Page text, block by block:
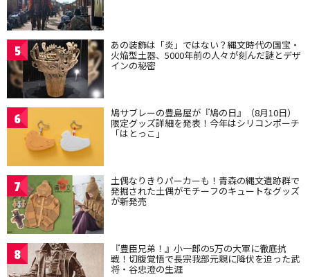
5 あの装飾は「炎」ではない？縄文時代の国宝・
火焔型土器、5000年前の人々が刻んだ謎とデザ
インの秘密
6 鳩サブレーの豊島屋が『鳩の日』（8月10日）
限定グッズ詳細を発表！今年はシリコンポーチ
「はとっこ」
7 土偶なりきりパーカーも！青森の縄文遺跡群で
発掘された土偶がモチーフのキュートなグッズ
が新発売
8 『豊臣兄弟！』小一郎の5万の大軍に徹底抗
戦！切腹覚悟で長宗我部元親に降伏を迫った武
将・谷忠澄の生涯